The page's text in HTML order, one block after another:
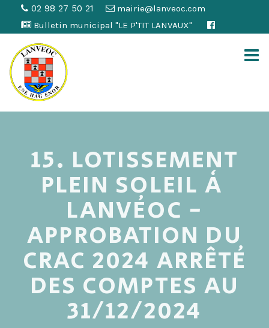
02 98 27 50 21
mairie@lanveoc.com
Bulletin municipal "LE P'TIT LANVAUX"
15. LOTISSEMENT
PLEIN SOLEIL À
LANVÉOC -
APPROBATION DU
CRAC 2024 ARRÊTÉ
DES COMPTES AU
31/12/2024